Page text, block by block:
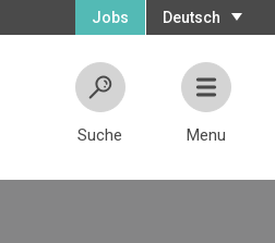
Deutsch
Jobs
Suche Menu